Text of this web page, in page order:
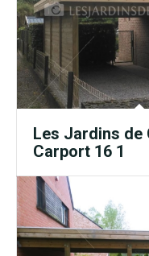
Les Jardins de
Carport 16 1